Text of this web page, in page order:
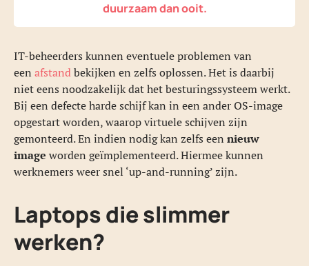
duurzaam dan ooit.
IT-beheerders kunnen eventuele problemen van
een afstandbekijken en zelfs oplossen. Het is daarbij
niet eens noodzakelijk dat het besturingssysteem werkt.
Bij een defecte harde schijf kan in een ander OS-image
opgestart worden, waarop virtuele schijven zijn
gemonteerd. En indien nodig kan zelfs een nieuw
image worden geïmplementeerd. Hiermee kunnen
werknemers weer snel ‘up-and-running’ zijn.
Laptops die slimmer
werken?